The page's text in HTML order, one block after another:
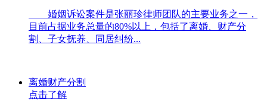
婚姻诉讼案件是张丽珍律师团队的主要业务之一，
目前占据业务总量的80%以上，包括了离婚、财产分
割、子女抚养、同居纠纷...
离婚财产分割
点击了解